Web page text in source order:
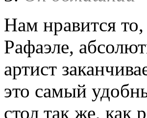
Нам нравится
Рафаэле,
артист
это самый
стол так же, как